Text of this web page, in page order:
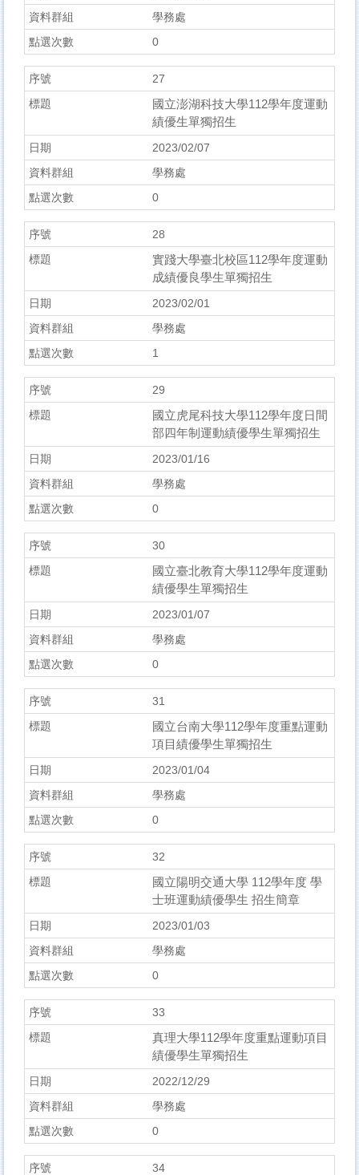
學務處
0
27
國立澎湖科技大學112學年度運動
績優生單獨招生
2023/02/07
學務處
0
28
實踐大學臺北校區112學年度運動
成績優良學生單獨招生
2023/02/01
學務處
1
29
國立虎尾科技大學112學年度日間
部四年制運動績優學生單獨招生
2023/01/16
學務處
0
30
國立臺北教育大學112學年度運動
績優學生單獨招生
2023/01/07
學務處
0
31
國立台南大學112學年度重點運動
項目績優學生單獨招生
2023/01/04
學務處
0
32
國立陽明交通大學 112學年度 學
士班運動績優學生 招生簡章
2023/01/03
學務處
0
33
真理大學112學年度重點運動項目
績優學生單獨招生
2022/12/29
學務處
0
34